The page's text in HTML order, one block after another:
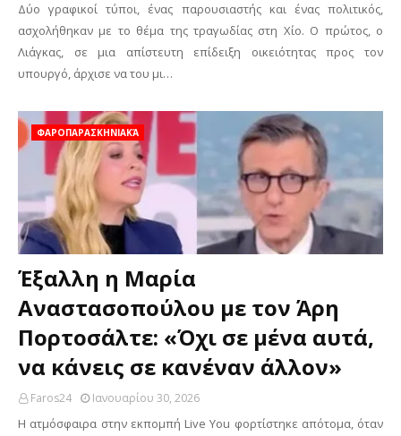
Δύο γραφικοί τύποι, ένας παρουσιαστής και ένας πολιτικός,
ασχολήθηκαν με το θέμα της τραγωδίας στη Χίο. Ο πρώτος, ο
Λιάγκας, σε μια απίστευτη επίδειξη οικειότητας προς τον
υπουργό, άρχισε να του μι…
ΦΑΡΟΠΑΡΑΣΚΗΝΙΑΚΆ
Έξαλλη η Μαρία
Αναστασοπούλου με τον Άρη
Πορτοσάλτε: «Όχι σε μένα αυτά,
να κάνεις σε κανέναν άλλον»
Faros24 Ιανουαρίου 30, 2026
Η ατμόσφαιρα στην εκπομπή Live You φορτίστηκε απότομα, όταν